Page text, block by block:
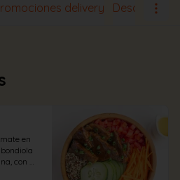
delivery Desayunos
en
con